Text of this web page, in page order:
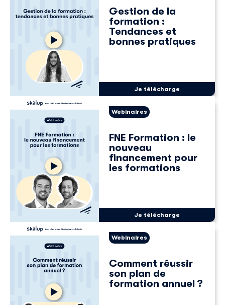
Découvrir Skillup
Prénom*
Gestion de la
formation :
Tendances et
bonnes pratiques
Je télécharge
Webinaires
FNE Formation : le
nouveau
financement pour
les formations
Je télécharge
Webinaires
Comment réussir
son plan de
formation annuel ?